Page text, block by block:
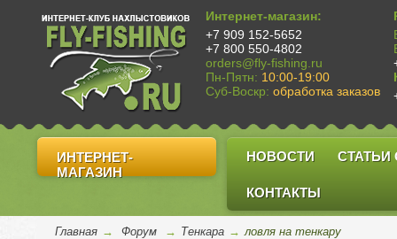
Интернет-магазин:
+7 909 152-5652
+7 800 550-4802
orders@fly-fishing.ru
Пн-Пятн: 10:00-19:00
Суб-Воскр: обработка заказов
ИНТЕРНЕТ-
МАГАЗИН
НОВОСТИ СТАТЬИ
КОНТАКТЫ
Главная → Форум → Тенкара → ловля на тенкару